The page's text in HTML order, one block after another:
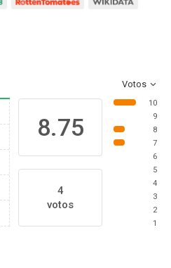
Votos
8.75
4
votos
10
9
8
7
6
5
4
3
2
1